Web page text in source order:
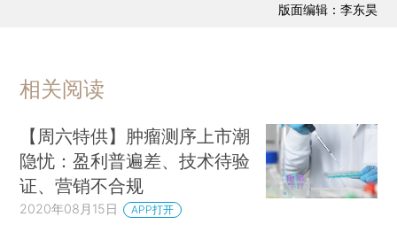
版面编辑：李东昊
相关阅读
【周六特供】肿瘤测序上市潮
隐忧：盈利普遍差、技术待验
证、营销不合规
2020年08月15日 APP打开